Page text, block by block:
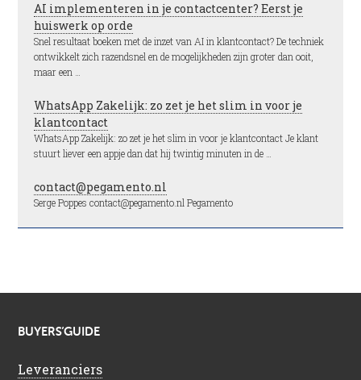
AI implementeren in je contactcenter? Eerst je
huiswerk op orde
Snel resultaat boeken met de inzet van AI in klantcontact? De techniek
ontwikkelt zich razendsnel en de mogelijkheden zijn groter dan ooit,
maar een …
WhatsApp Zakelijk: zo zet je het slim in voor je
klantcontact
WhatsApp Zakelijk: zo zet je het slim in voor je klantcontact Je klant
stuurt liever een appje dan dat hij twintig minuten in de …
contact@pegamento.nl
Serge Poppes contact@pegamento.nl Pegamento
BUYERS’GUIDE
Leveranciers